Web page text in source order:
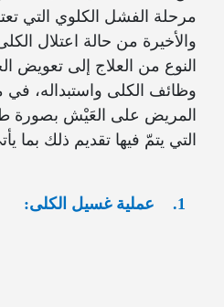
مرحلة الفشل الكلوي التي
والأخيرة من حالة اعتلال
النوع من العلاج إلى تعويض
وظائف الكلى واستبداله، في
المريض على العَيْش بصورة
التي يتمّ فيها تقديم ذلك بما
1. عملية غسيل الكلى: